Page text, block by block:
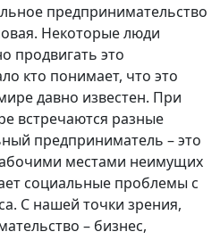
предпринимательство
Некоторые люди
продвигать это
кто понимает, что это
давно известен. При
встречаются разные
предприниматель – это
местами неимущих
социальные проблемы с
С нашей точки зрения,
– бизнес,